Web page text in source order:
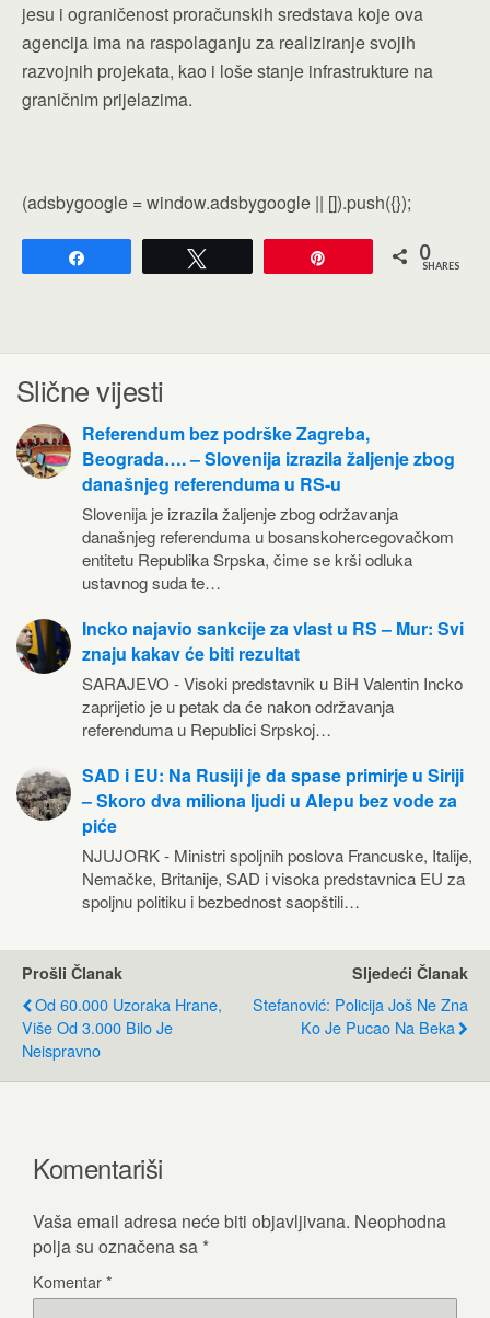
jesu i ograničenost proračunskih sredstava koje ova
agencija ima na raspolaganju za realiziranje svojih
razvojnih projekata, kao i loše stanje infrastrukture na
graničnim prijelazima.
(adsbygoogle = window.adsbygoogle || []).push({});
0
SHARES
Slične vijesti
Referendum bez podrške Zagreba,
Beograda…. – Slovenija izrazila žaljenje zbog
današnjeg referenduma u RS-u
Slovenija je izrazila žaljenje zbog održavanja
današnjeg referenduma u bosanskohercegovačkom
entitetu Republika Srpska, čime se krši odluka
ustavnog suda te…
Incko najavio sankcije za vlast u RS – Mur: Svi
znaju kakav će biti rezultat
SARAJEVO - Visoki predstavnik u BiH Valentin Incko
zaprijetio je u petak da će nakon održavanja
referenduma u Republici Srpskoj…
SAD i EU: Na Rusiji je da spase primirje u Siriji
– Skoro dva miliona ljudi u Alepu bez vode za
piće
NJUJORK - Ministri spoljnih poslova Francuske, Italije,
Nemačke, Britanije, SAD i visoka predstavnica EU za
spoljnu politiku i bezbednost saopštili…
Prošli Članak
Od 60.000 Uzoraka Hrane,
Više Od 3.000 Bilo Je
Neispravno
Sljedeći Članak
Stefanović: Policija Još Ne Zna
Ko Je Pucao Na Beka
Komentariši
Vaša email adresa neće biti objavljivana. Neophodna
polja su označena sa *
Komentar*